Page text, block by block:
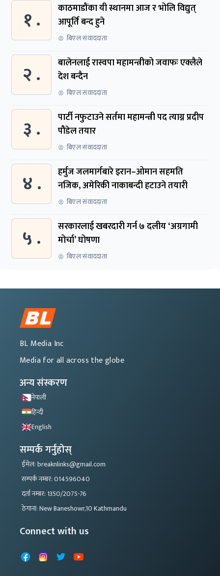
१ .
काठमाडौंका यी स्थानमा आज र भोलि विद्युत्
आपूर्ति बन्द हुने
बिएल संवाददाता
२ .
बालेनलाई रास्वपा महामन्त्रीको जवाफः एक्लैले
देश बन्दैन
बिएल संवाददाता
३ .
पार्टी नफुटाउने सर्तमा महामन्त्री पद त्याग्न प्रदीप
पौडेल तयार
बिएल संवाददाता
४ .
हर्मुज जलमार्गबारे इरान–ओमान सहमति
नजिक, अमेरिकी नाकाबन्दी हटाउने तयारी
बिएल संवाददाता
५ .
सरकारलाई खबरदारी गर्न ७ दलीय ‘अग्रगामी
मोर्चा’ घोषणा
बिएल संवाददाता
BL Media Inc
Media for all across the globe
अन्य संस्करण
नेपाली
हिन्दी
English
सम्पर्क गर्नुहोस्
ईमेल: breaknlinks@gmail.com
सम्पर्क नम्बर: 014596040
दर्ता नम्बर: 1350/2075-76
ठेगाना: New Baneshowr,10 Kathmandu
Connect with us
FacebookInstagram
X YouTube